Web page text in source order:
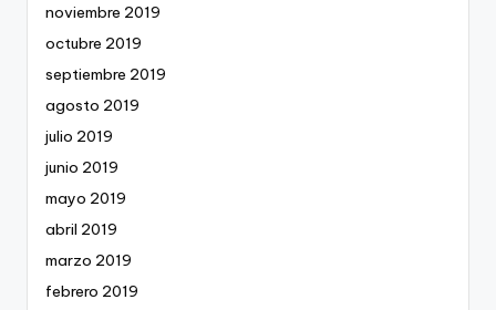
noviembre 2019
octubre 2019
septiembre 2019
agosto 2019
julio 2019
junio 2019
mayo 2019
abril 2019
marzo 2019
febrero 2019